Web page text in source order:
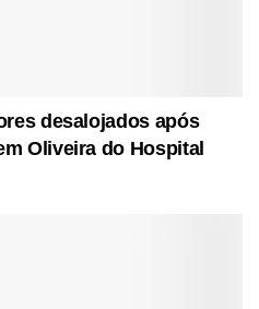
desalojados após
Oliveira do Hospital